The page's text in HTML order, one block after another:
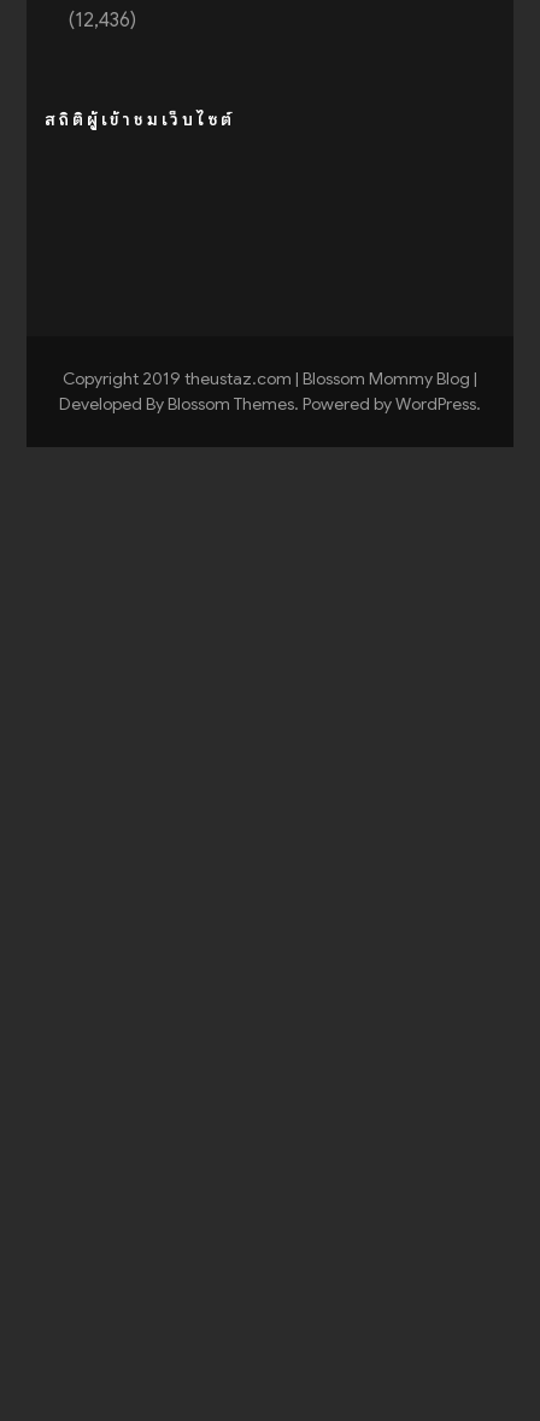
(12,436)
สถิติผู้เข้าชมเว็บไซต์
Copyright 2019 theustaz.com | Blossom Mommy Blog |
Developed By Blossom Themes. Powered byWordPress.